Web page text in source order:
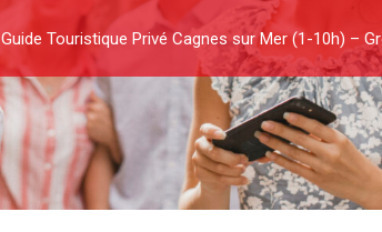
Guide Touristique Privé Cagnes sur Mer (1-10h) –